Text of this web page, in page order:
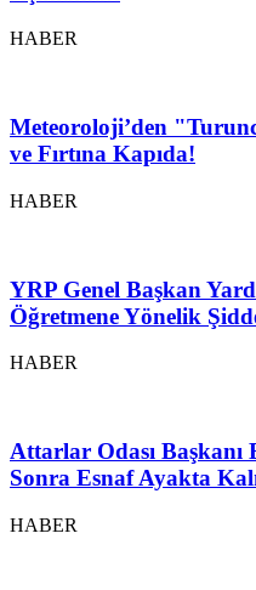
HABER
Meteoroloji’den
ve Fırtına Kapıda!
HABER
YRP Genel Başkan
Öğretmene Yönelik
HABER
Attarlar Odası
Sonra Esnaf Ayakta
HABER